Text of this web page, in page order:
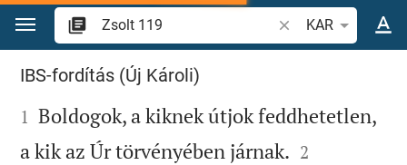
Ugrás a tartalomra
Igevers vagy szó
KAR
Zsolt 119
IBS-fordítás (Új Károli)

1 Boldogok, a kiknek útjok feddhetetlen,
a kik az Úr törvényében járnak. 

2